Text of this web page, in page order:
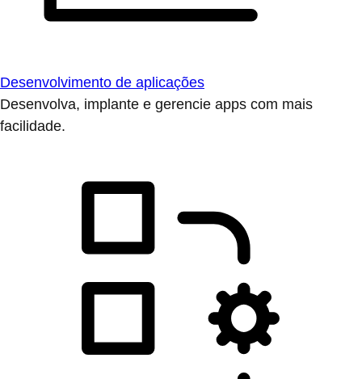
Desenvolvimento de aplicações
Desenvolva, implante e gerencie apps com mais
facilidade.